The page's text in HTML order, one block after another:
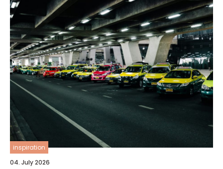
inspiration
04. July 2026